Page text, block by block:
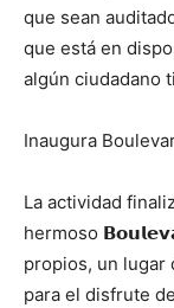
que sean
que está en
algún ciudadano
Inaugura
La actividad
hermoso
propios, un lugar
para el disfrute